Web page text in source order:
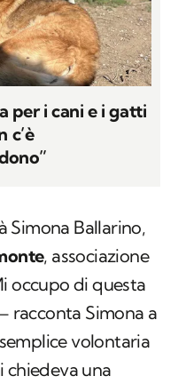
per i cani e i gatti
c’è
Simona Ballarino,
, associazione
occupo di questa
racconta Simona a
volontaria
chiedeva una